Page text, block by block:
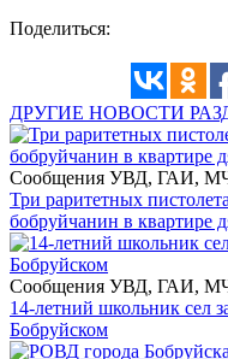
Поделиться:
ДРУГИЕ НОВОСТИ
Сообщения УВД, ГАИ,
Три раритетных
бобруйчанин в квартире
Сообщения УВД, ГАИ,
14-летний школьник сел
Бобруйском